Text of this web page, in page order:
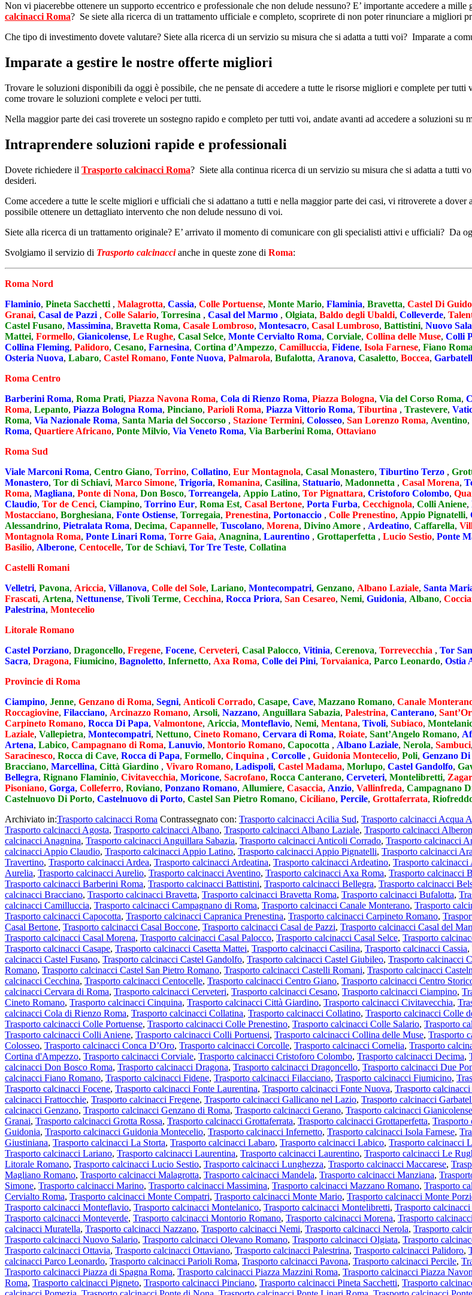
Non vi piacerebbe ottenere un supporto eccentrico e professionale che non delude nessuno? E’ importante accedere a
calcinacci Roma? Se siete alla ricerca di un trattamento ufficiale e completo, scoprirete di non poter rinunciare a migliori
Che tipo di investimento dovete valutare? Siete alla ricerca di un servizio su misura che si adatta a tutti voi? Imparate a
Imparate a gestire le nostre offerte migliori
Trovare le soluzioni disponibili da oggi è possibile, che ne pensate di accedere a tutte le risorse migliori e complete per
come trovare le soluzioni complete e veloci per tutti.
Nella maggior parte dei casi troverete un sostegno rapido e completo per tutti voi, andate avanti ad accedere a soluzioni
Intraprendere soluzioni rapide e professionali
Dovete richiedere il Trasporto calcinacci Roma? Siete alla continua ricerca di un servizio su misura che si adatta a tutti
desideri.
Come accedere a tutte le scelte migliori e ufficiali che si adattano a tutti e nella maggior parte dei casi, vi ritroverete a
possibile ottenere un dettagliato intervento che non delude nessuno di voi.
Siete alla ricerca di un trattamento originale? E’ arrivato il momento di comunicare con gli specialisti attivi e ufficiali? Da
Svolgiamo il servizio di Trasporto calcinaccianche in queste zone di Roma:
Roma Nord
Flaminio, Pineta Sacchetti , Malagrotta, Cassia, Colle Portuense, Monte Mario, Flaminia, Bravetta, Castel Di Guido
Granai, Casal de Pazzi , Colle Salario, Torresina , Casal del Marmo , Olgiata, Baldo degli Ubaldi, Colleverde,
Castel Fusano, Massimina, Bravetta Roma, Casale Lombroso, Montesacro, Casal Lumbroso, Battistini, Nuovo
Mattei, Formello, Gianicolense, Le Rughe, Casal Selce, Monte Cervialto Roma, Corviale, Collina delle Muse, Colli
Collina Fleming, Palidoro, Cesano, Farnesina, Cortina d’Ampezzo, Camilluccia, Fidene, Isola Farnese, Fiano
Osteria Nuova, Labaro, Castel Romano, Fonte Nuova, Palmarola, Bufalotta, Aranova, Casaletto, Boccea,
Roma Centro
Barberini Roma, Roma Prati, Piazza Navona Roma, Cola di Rienzo Roma, Piazza Bologna, Via del Corso Roma,
Roma, Lepanto, Piazza Bologna Roma, Pinciano, Parioli Roma, Piazza Vittorio Roma, Tiburtina , Trastevere,
Roma, Via Nazionale Roma, Santa Maria del Soccorso , Stazione Termini, Colosseo, San Lorenzo Roma, Aventino,
Roma, Quartiere Africano, Ponte Milvio, Via Veneto Roma, Via Barberini Roma, Ottaviano
Roma Sud
Viale Marconi Roma, Centro Giano, Torrino, Collatino, Eur Montagnola, Casal Monastero, Tiburtino Terzo ,
Monastero, Tor di Schiavi, Marco Simone, Trigoria, Romanina, Casilina, Statuario, Madonnetta , Casal Morena,
Roma, Magliana, Ponte di Nona, Don Bosco, Torreangela, Appio Latino, Tor Pignattara, Cristoforo Colombo,
Claudio, Tor de Cenci, Ciampino, Torrino Eur, Roma Est, Casal Bertone, Porta Furba, Cecchignola, Colli Aniene,
Mostacciano, Borghesiana, Fonte Ostiense, Torregaia, Prenestina, Portonaccio , Colle Prenestino, Appio Pignatelli,
Alessandrino, Pietralata Roma, Decima, Capannelle, Tuscolano, Morena, Divino Amore , Ardeatino, Caffarella,
Montagnola Roma, Ponte Linari Roma, Torre Gaia, Anagnina, Laurentino , Grottaperfetta , Lucio Sestio, Ponte
Basilio, Alberone, Centocelle, Tor de Schiavi, Tor Tre Teste, Collatina
Castelli Romani
Velletri, Pavona, Ariccia, Villanova, Colle del Sole, Lariano, Montecompatri, Genzano, Albano Laziale, Santa
Frascati, Artena, Nettunense, Tivoli Terme, Cecchina, Rocca Priora, San Cesareo, Nemi, Guidonia, Albano,
Palestrina, Montecelio
Litorale Romano
Castel Porziano, Dragoncello, Fregene, Focene, Cerveteri, Casal Palocco, Vitinia, Cerenova, Torrevecchia , Tor
Sacra, Dragona, Fiumicino, Bagnoletto, Infernetto, Axa Roma, Colle dei Pini, Torvaianica, Parco Leonardo, Ostia
Provincie di Roma
Ciampino, Jenne, Genzano di Roma, Segni, Anticoli Corrado, Casape, Cave, Mazzano Romano, Canale
Roccagiovine, Filacciano, Arcinazzo Romano, Arsoli, Nazzano, Anguillara Sabazia, Palestrina, Canterano,
Carpineto Romano, Rocca Di Papa, Valmontone, Ariccia, Monteflavio, Nemi, Mentana, Tivoli, Subiaco,
Laziale, Vallepietra, Montecompatri, Nettuno, Cineto Romano, Cervara di Roma, Roiate, Sant’Angelo Romano,
Artena, Labico, Campagnano di Roma, Lanuvio, Montorio Romano, Capocotta , Albano Laziale, Nerola, Sambuci,
Saracinesco, Rocca di Cave, Rocca di Papa, Formello, Cinquina , Corcolle , Guidonia Montecelio, Poli, Genzano
Bracciano, Marcellina, Città Giardino , Vivaro Romano, Ladispoli, Castel Madama, Morlupo, Castel Gandolfo,
Bellegra, Rignano Flaminio, Civitavecchia, Moricone, Sacrofano, Rocca Canterano, Cerveteri, Montelibretti,
Pisoniano, Gorga, Colleferro, Roviano, Ponzano Romano, Allumiere, Casaccia, Anzio, Vallinfreda, Campagnano
Castelnuovo Di Porto, Castelnuovo di Porto, Castel San Pietro Romano, Ciciliano, Percile, Grottaferrata,
Archiviato in:Trasporto calcinacci Roma Contrassegnato con: Trasporto calcinacci Acilia Sud, Trasporto calcinacci Acqua
Trasporto calcinacci Agosta, Trasporto calcinacci Albano, Trasporto calcinacci Albano Laziale, Trasporto calcinacci
calcinacci Anagnina, Trasporto calcinacci Anguillara Sabazia, Trasporto calcinacci Anticoli Corrado, Trasporto calcinacci
calcinacci Appio Claudio, Trasporto calcinacci Appio Latino, Trasporto calcinacci Appio Pignatelli, Trasporto calcinacci
Travertino, Trasporto calcinacci Ardea, Trasporto calcinacci Ardeatina, Trasporto calcinacci Ardeatino, Trasporto calcinacci
Aurelia, Trasporto calcinacci Aurelio, Trasporto calcinacci Aventino, Trasporto calcinacci Axa Roma, Trasporto calcinacci
Trasporto calcinacci Barberini Roma, Trasporto calcinacci Battistini, Trasporto calcinacci Bellegra, Trasporto calcinacci
calcinacci Bracciano, Trasporto calcinacci Bravetta, Trasporto calcinacci Bravetta Roma, Trasporto calcinacci Bufalotta,
calcinacci Camilluccia, Trasporto calcinacci Campagnano di Roma, Trasporto calcinacci Canale Monterano, Trasporto
Trasporto calcinacci Capocotta, Trasporto calcinacci Capranica Prenestina, Trasporto calcinacci Carpineto Romano,
Casal Bertone, Trasporto calcinacci Casal Boccone, Trasporto calcinacci Casal de Pazzi, Trasporto calcinacci Casal del
Trasporto calcinacci Casal Morena, Trasporto calcinacci Casal Palocco, Trasporto calcinacci Casal Selce, Trasporto
Trasporto calcinacci Casape, Trasporto calcinacci Casetta Mattei, Trasporto calcinacci Casilina, Trasporto calcinacci Cassia,
calcinacci Castel Fusano, Trasporto calcinacci Castel Gandolfo, Trasporto calcinacci Castel Giubileo, Trasporto calcinacci
Romano, Trasporto calcinacci Castel San Pietro Romano, Trasporto calcinacci Castelli Romani, Trasporto calcinacci
calcinacci Cecchina, Trasporto calcinacci Centocelle, Trasporto calcinacci Centro Giano, Trasporto calcinacci Centro
calcinacci Cervara di Roma, Trasporto calcinacci Cerveteri, Trasporto calcinacci Cesano, Trasporto calcinacci Ciampino,
Cineto Romano, Trasporto calcinacci Cinquina, Trasporto calcinacci Città Giardino, Trasporto calcinacci Civitavecchia,
calcinacci Cola di Rienzo Roma, Trasporto calcinacci Collatina, Trasporto calcinacci Collatino, Trasporto calcinacci Colle
Trasporto calcinacci Colle Portuense, Trasporto calcinacci Colle Prenestino, Trasporto calcinacci Colle Salario, Trasporto
Trasporto calcinacci Colli Aniene, Trasporto calcinacci Colli Portuensi, Trasporto calcinacci Collina delle Muse, Trasporto
Colosseo, Trasporto calcinacci Conca D’Oro, Trasporto calcinacci Corcolle, Trasporto calcinacci Cornelia, Trasporto
Cortina d'Ampezzo, Trasporto calcinacci Corviale, Trasporto calcinacci Cristoforo Colombo, Trasporto calcinacci Decima,
calcinacci Don Bosco Roma, Trasporto calcinacci Dragona, Trasporto calcinacci Dragoncello, Trasporto calcinacci Due
calcinacci Fiano Romano, Trasporto calcinacci Fidene, Trasporto calcinacci Filacciano, Trasporto calcinacci Fiumicino,
Trasporto calcinacci Focene, Trasporto calcinacci Fonte Laurentina, Trasporto calcinacci Fonte Nuova, Trasporto
calcinacci Frattocchie, Trasporto calcinacci Fregene, Trasporto calcinacci Gallicano nel Lazio, Trasporto calcinacci
calcinacci Genzano, Trasporto calcinacci Genzano di Roma, Trasporto calcinacci Gerano, Trasporto calcinacci Gianicolense
Granai, Trasporto calcinacci Grotta Rossa, Trasporto calcinacci Grottaferrata, Trasporto calcinacci Grottaperfetta, Trasporto
Guidonia, Trasporto calcinacci Guidonia Montecelio, Trasporto calcinacci Infernetto, Trasporto calcinacci Isola Farnese,
Giustiniana, Trasporto calcinacci La Storta, Trasporto calcinacci Labaro, Trasporto calcinacci Labico, Trasporto calcinacci
Trasporto calcinacci Lariano, Trasporto calcinacci Laurentina, Trasporto calcinacci Laurentino, Trasporto calcinacci Le
Litorale Romano, Trasporto calcinacci Lucio Sestio, Trasporto calcinacci Lunghezza, Trasporto calcinacci Maccarese,
Magliano Romano, Trasporto calcinacci Malagrotta, Trasporto calcinacci Mandela, Trasporto calcinacci Manziana,
Simone, Trasporto calcinacci Marino, Trasporto calcinacci Massimina, Trasporto calcinacci Mazzano Romano, Trasporto
Cervialto Roma, Trasporto calcinacci Monte Compatri, Trasporto calcinacci Monte Mario, Trasporto calcinacci Monte
Trasporto calcinacci Monteflavio, Trasporto calcinacci Montelanico, Trasporto calcinacci Montelibretti, Trasporto
Trasporto calcinacci Monteverde, Trasporto calcinacci Montorio Romano, Trasporto calcinacci Morena, Trasporto
calcinacci Muratella, Trasporto calcinacci Nazzano, Trasporto calcinacci Nemi, Trasporto calcinacci Nerola, Trasporto
Trasporto calcinacci Nuovo Salario, Trasporto calcinacci Olevano Romano, Trasporto calcinacci Olgiata, Trasporto
Trasporto calcinacci Ottavia, Trasporto calcinacci Ottaviano, Trasporto calcinacci Palestrina, Trasporto calcinacci Palidoro,
calcinacci Parco Leonardo, Trasporto calcinacci Parioli Roma, Trasporto calcinacci Pavona, Trasporto calcinacci Percile,
Trasporto calcinacci Piazza di Spagna Roma, Trasporto calcinacci Piazza Mazzini Roma, Trasporto calcinacci Piazza
Roma, Trasporto calcinacci Pigneto, Trasporto calcinacci Pinciano, Trasporto calcinacci Pineta Sacchetti, Trasporto